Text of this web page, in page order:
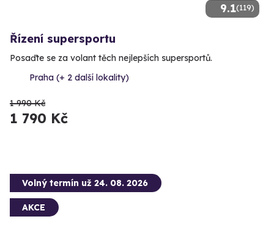
9.1(119)
Řízení supersportu
Posaďte se za volant těch nejlepších supersportů.
Praha (+ 2 další lokality)
1 990 Kč
1 790 Kč
Volný termín už 24. 08. 2026
AKCE